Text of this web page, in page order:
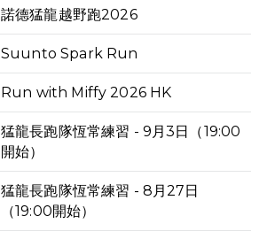
諾德猛龍越野跑2026
Suunto Spark Run
Run with Miffy 2026 HK
猛龍長跑隊恆常練習 - 9月3日（19:00
開始）
猛龍長跑隊恆常練習 - 8月27日
（19:00開始）